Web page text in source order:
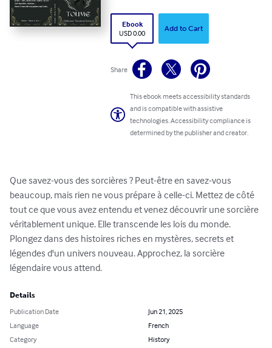
Ebook
USD 0.00
Add to Cart
Share
This ebook meets accessibility standards
and is compatible with assistive
technologies. Accessibility compliance is
determined by the publisher and creator.
Que savez-vous des sorcières ? Peut-être en savez-vous
beaucoup, mais rien ne vous prépare à celle-ci. Mettez de côté
tout ce que vous avez entendu et venez découvrir une sorcière
véritablement unique. Elle transcende les lois du monde.
Plongez dans des histoires riches en mystères, secrets et
légendes d'un univers nouveau. Approchez, la sorcière
légendaire vous attend.
Details
Publication Date
Jun 21, 2025
Language
French
Category
History